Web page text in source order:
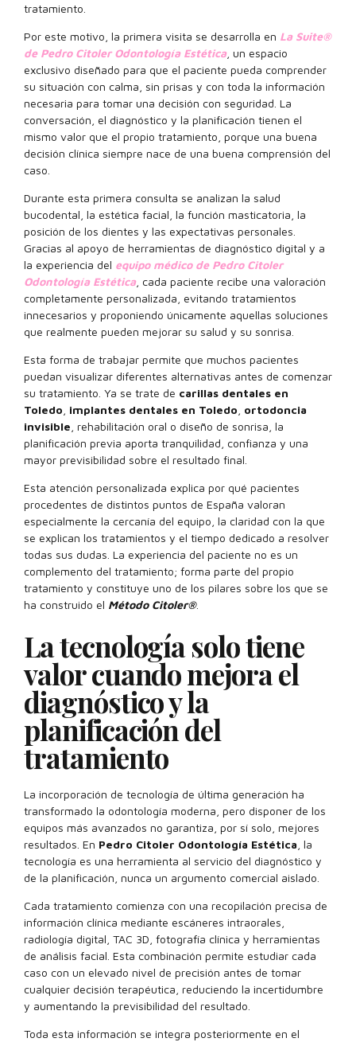
tratamiento.
Por este motivo, la primera visita se desarrolla en La Suite®
de Pedro Citoler Odontología Estética, un espacio
exclusivo diseñado para que el paciente pueda comprender
su situación con calma, sin prisas y con toda la información
necesaria para tomar una decisión con seguridad. La
conversación, el diagnóstico y la planificación tienen el
mismo valor que el propio tratamiento, porque una buena
decisión clínica siempre nace de una buena comprensión del
caso.
Durante esta primera consulta se analizan la salud
bucodental, la estética facial, la función masticatoria, la
posición de los dientes y las expectativas personales.
Gracias al apoyo de herramientas de diagnóstico digital y a
la experiencia del equipo médico de Pedro Citoler
Odontología Estética, cada paciente recibe una valoración
completamente personalizada, evitando tratamientos
innecesarios y proponiendo únicamente aquellas soluciones
que realmente pueden mejorar su salud y su sonrisa.
Esta forma de trabajar permite que muchos pacientes
puedan visualizar diferentes alternativas antes de comenzar
su tratamiento. Ya se trate de carillas dentales en
Toledo implantes dentales en Toledo ortodoncia
invisible , rehabilitación oral o diseño de sonrisa, la
planificación previa aporta tranquilidad, confianza y una
mayor previsibilidad sobre el resultado final.
Esta atención personalizada explica por qué pacientes
procedentes de distintos puntos de España valoran
especialmente la cercanía del equipo, la claridad con la que
se explican los tratamientos y el tiempo dedicado a resolver
todas sus dudas. La experiencia del paciente no es un
complemento del tratamiento; forma parte del propio
tratamiento y constituye uno de los pilares sobre los que se
ha construido el Método Citoler®.
La tecnología solo tiene
valor cuando mejora el
diagnóstico y la
planificación del
tratamiento
La incorporación de tecnología de última generación ha
transformado la odontología moderna, pero disponer de los
equipos más avanzados no garantiza, por sí solo, mejores
resultados. En Pedro Citoler Odontología Estética , la
tecnología es una herramienta al servicio del diagnóstico y
de la planificación, nunca un argumento comercial aislado.
Cada tratamiento comienza con una recopilación precisa de
información clínica mediante escáneres intraorales,
radiología digital, TAC 3D, fotografía clínica y herramientas
de análisis facial. Esta combinación permite estudiar cada
caso con un elevado nivel de precisión antes de tomar
cualquier decisión terapéutica, reduciendo la incertidumbre
y aumentando la previsibilidad del resultado.
Toda esta información se integra posteriormente en el